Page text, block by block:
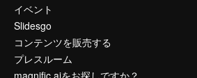
イベント
Slidesgo
コンテンツを販売する
プレスルーム
magnific.aiをお探しですか？